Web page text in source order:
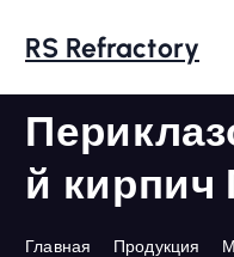
е
RS Refractory
й
Главная Продукция